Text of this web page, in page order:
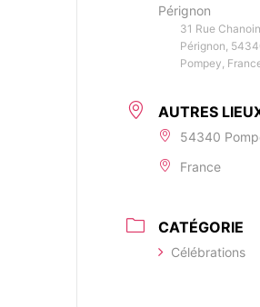
Pérignon
31 Rue
Pérignon,
Pompey,
AUTRES
54340
France
CATÉGORIE
Célébrations